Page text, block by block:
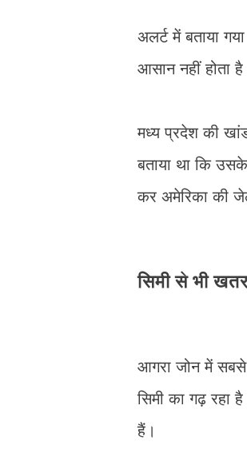
अलर्ट में बताया
आसान नहीं होता
मध्य प्रदेश की
बताया था कि
कर अमेरिका की
सिमी से भी
आगरा जोन में सबसे
सिमी का गढ़ रहा
हैं।